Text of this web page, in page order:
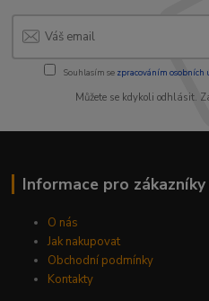
Souhlasím se zpracováním osobních
Můžete se kdykoli odhlásit.
Informace pro zákazníky
O nás
Jak nakupovat
Obchodní podmínky
Kontakty